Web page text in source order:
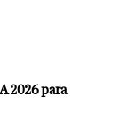
2026 para